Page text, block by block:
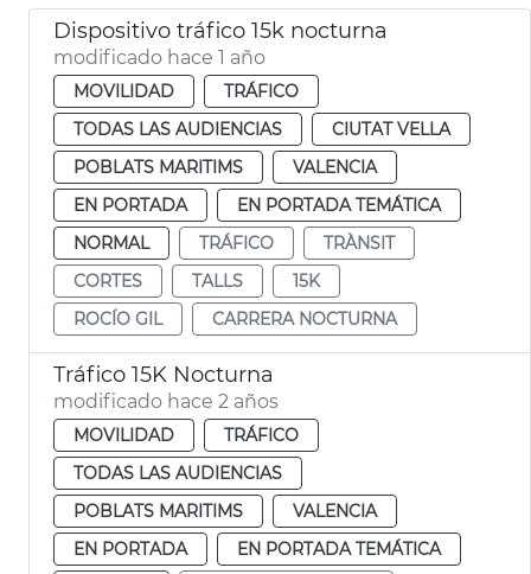
Dispositivo tráfico 15k nocturna
modificado hace 1 año
MOVILIDAD
TRÁFICO
TODAS LAS AUDIENCIAS
CIUTAT VELLA
POBLATS MARITIMS
VALENCIA
EN PORTADA
EN PORTADA TEMÁTICA
NORMAL
TRÁFICO
TRÀNSIT
CORTES
TALLS
15K
ROCÍO GIL
CARRERA NOCTURNA
Tráfico 15K Nocturna
modificado hace 2 años
MOVILIDAD
TRÁFICO
TODAS LAS AUDIENCIAS
POBLATS MARITIMS
VALENCIA
EN PORTADA
EN PORTADA TEMÁTICA